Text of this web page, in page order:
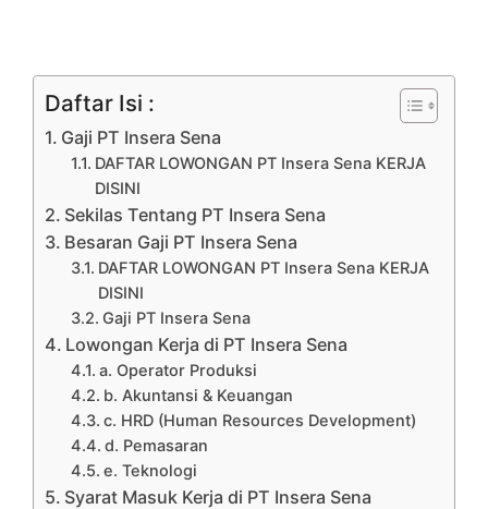
Daftar Isi :
Gaji PT Insera Sena
DAFTAR LOWONGAN PT Insera Sena KERJA
DISINI
Sekilas Tentang PT Insera Sena
Besaran Gaji PT Insera Sena
DAFTAR LOWONGAN PT Insera Sena KERJA
DISINI
Gaji PT Insera Sena
Lowongan Kerja di PT Insera Sena
a. Operator Produksi
b. Akuntansi & Keuangan
c. HRD (Human Resources Development)
d. Pemasaran
e. Teknologi
Syarat Masuk Kerja di PT Insera Sena